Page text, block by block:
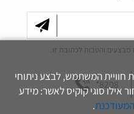
והטבות לכתובת זו.
*8208
המשתמש, לבצע ניתוחי
אילו סוגי קוקיס לאשר: מידע
המעודכנת.